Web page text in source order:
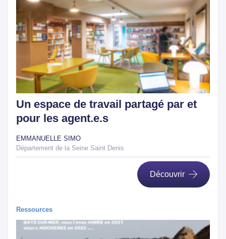
Un espace de travail partagé par et
pour les agent.e.s
EMMANUELLE SIMO
Département de la Seine Saint Denis
Découvrir
Ressources